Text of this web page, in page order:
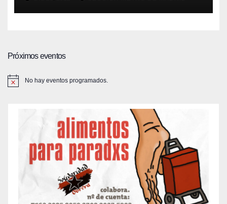
PREVENCIÓN 17/12/2012 – Aviso
123
Próximos eventos
No hay eventos programados.